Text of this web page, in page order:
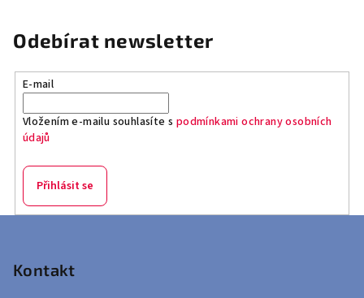
Odebírat newsletter
E-mail
Vložením e-mailu souhlasíte s podmínkami ochrany osobních
údajů
Přihlásit se
Kontakt